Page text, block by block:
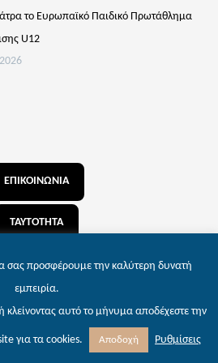
το Ευρωπαϊκό Παιδικό Πρωτάθλημα
U12
ΕΠΙΚΟΙΝΩΝΙΑ
ΤΑΥΤΟΤΗΤΑ
σας προσφέρουμε την καλύτερη δυνατή
εμπειρία.
αυτό το μήνυμα αποδέχεστε την
για τα cookies. Αποδοχή Ρυθμίσεις